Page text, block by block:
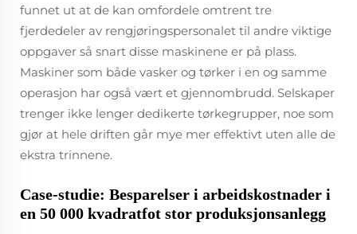
funnet ut at de kan omfordele omtrent tre
fjerdedeler av rengjøringspersonalet til andre viktige
oppgaver så snart disse maskinene er på plass.
Maskiner som både vasker og tørker i en og samme
operasjon har også vært et gjennombrudd. Selskaper
trenger ikke lenger dedikerte tørkegrupper, noe som
gjør at hele driften går mye mer effektivt uten alle de
ekstra trinnene.
Case-studie: Besparelser i arbeidskostnader i
en 50 000 kvadratfot stor produksjonsanlegg